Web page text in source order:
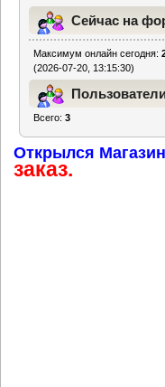
Сейчас на
Максимум онлайн сегодня:
(2026-07-20, 13:15:30)
Всего:3
Открылся
заказ.